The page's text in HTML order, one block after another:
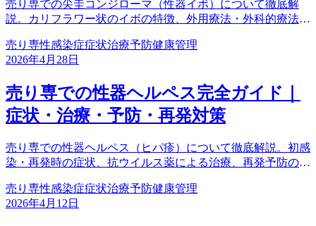
売り専での尖圭コンジローマ（性器イボ）について徹底解
説。カリフラワー状のイボの特徴、外用療法・外科的療法に
発見・早期治療が大切な完全ガイドです。
売り専性感染症症状治療予防健康管理
2026年4月28日
売り専での性器ヘルペス完全ガイド｜
症状・治療・予防・再発対策
売り専での性器ヘルペス（ヒパ疹）について徹底解説。初感
染・再発時の症状、抗ウイルス薬による治療、再発予防のポ
全ガイドです。
売り専性感染症症状治療予防健康管理
2026年4月12日